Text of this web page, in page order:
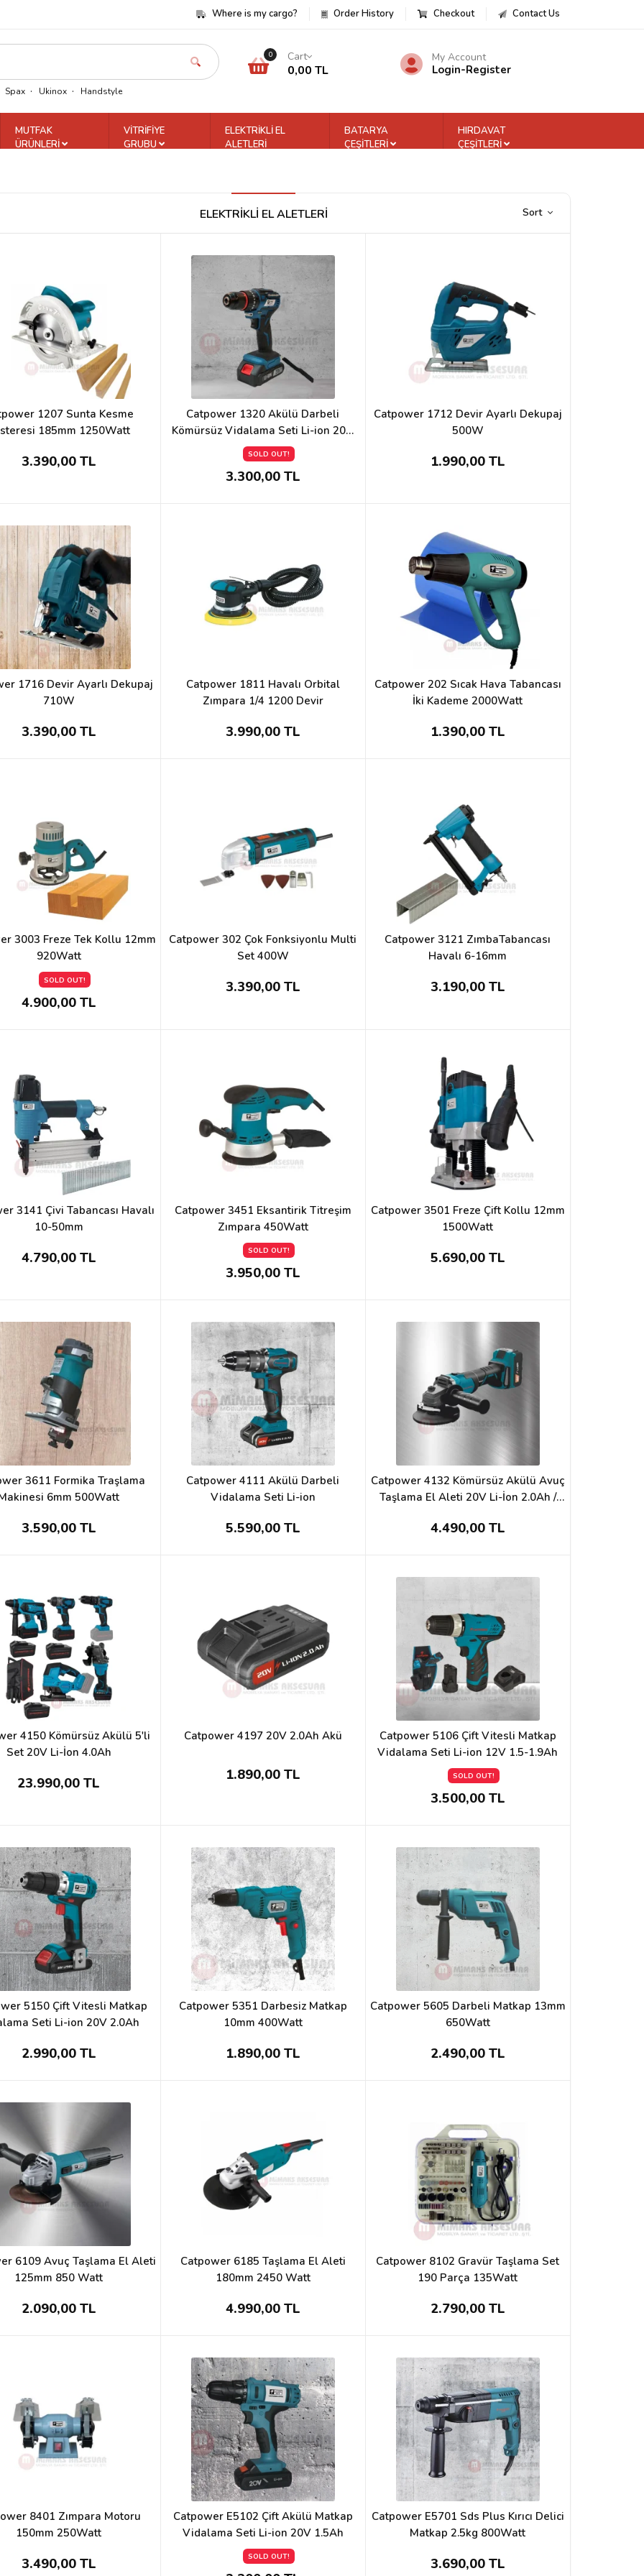
Where is my cargo? Order History Checkout Contact Us
Spax Ukinox Handstyle
0 Cart
0,00 TL
My Account
Login-Register
MUTFAK
ÜRÜNLERİ
VİTRİFİYE
GRUBU
ELEKTRİKLİ EL
ALETLERİ
BATARYA
ÇEŞİTLERİ
HIRDAVAT
ÇEŞİTLERİ
ELEKTRİKLİ EL ALETLERİ Sort
1207 Sunta Kesme
185mm 1250Watt
3.390,00 TL
Catpower 1320 Akülü Darbeli
Kömürsüz Vidalama Seti Li-ion 20V
2.0Ah
SOLD OUT!
3.300,00 TL
Catpower 1712 Devir Ayarlı Dekupaj
500W
1.990,00 TL
1716 Devir Ayarlı Dekupaj
710W
3.390,00 TL
Catpower 1811 Havalı Orbital
Zımpara 1/4 1200 Devir
3.990,00 TL
Catpower 202 Sıcak Hava Tabancası
İki Kademe 2000Watt
1.390,00 TL
3003 Freze Tek Kollu 12mm
920Watt
SOLD OUT!
4.900,00 TL
Catpower 302 Çok Fonksiyonlu Multi
Set 400W
3.390,00 TL
Catpower 3121 ZımbaTabancası
Havalı 6-16mm
3.190,00 TL
3141 Çivi Tabancası Havalı
10-50mm
4.790,00 TL
Catpower 3451 Eksantirik Titreşim
Zımpara 450Watt
SOLD OUT!
3.950,00 TL
Catpower 3501 Freze Çift Kollu 12mm
1500Watt
5.690,00 TL
3611 Formika Traşlama
6mm 500Watt
3.590,00 TL
Catpower 4111 Akülü Darbeli
Vidalama Seti Li-ion
5.590,00 TL
Catpower 4132 Kömürsüz Akülü Avuç
Taşlama El Aleti 20V Li-İon 2.0Ah /
4.490,00 TL
4150 Kömürsüz Akülü 5'li
Set 20V Li-İon 4.0Ah
23.990,00 TL
Catpower 4197 20V 2.0Ah Akü
1.890,00 TL
Catpower 5106 Çift Vitesli Matkap
Vidalama Seti Li-ion 12V 1.5-1.9Ah
SOLD OUT!
3.500,00 TL
5150 Çift Vitesli Matkap
Seti Li-ion 20V 2.0Ah
2.990,00 TL
Catpower 5351 Darbesiz Matkap
10mm 400Watt
1.890,00 TL
Catpower 5605 Darbeli Matkap 13mm
650Watt
2.490,00 TL
6109 Avuç Taşlama El Aleti
125mm 850 Watt
2.090,00 TL
Catpower 6185 Taşlama El Aleti
180mm 2450 Watt
4.990,00 TL
Catpower 8102 Gravür Taşlama Set
190 Parça 135Watt
2.790,00 TL
8401 Zımpara Motoru
150mm 250Watt
3.490,00 TL
Catpower E5102 Çift Akülü Matkap
Vidalama Seti Li-ion 20V 1.5Ah
SOLD OUT!
Catpower E5701 Sds Plus Kırıcı Delici
Matkap 2.5kg 800Watt
3.690,00 TL